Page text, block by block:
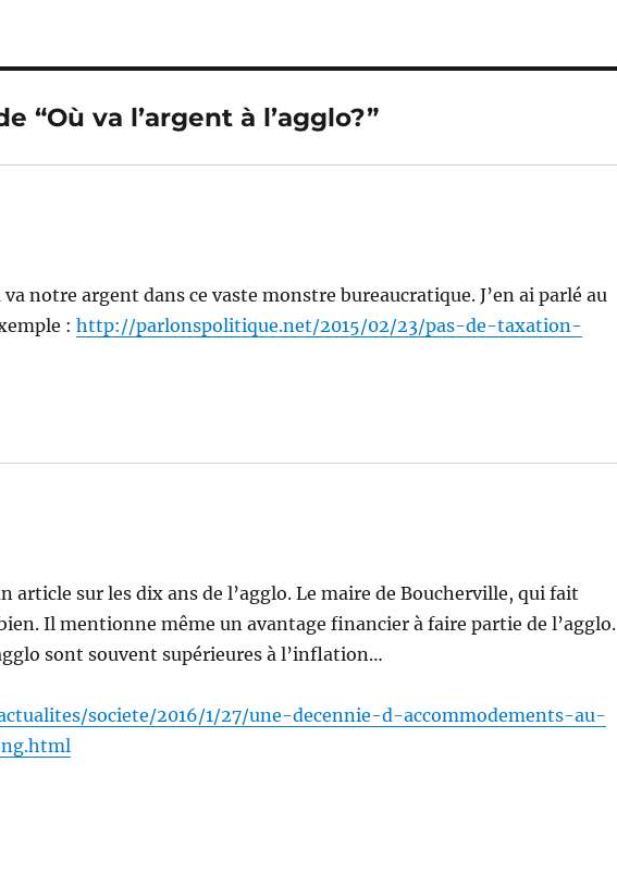
“Où va l’argent à l’agglo?”
notre argent dans ce vaste monstre bureaucratique. J’en ai parlé au
:http://parlonspolitique.net/2015/02/23/pas-de-taxation-
article sur les dix ans de l’agglo. Le maire de Boucherville, qui fait
Il mentionne même un avantage financier à faire partie de l’agglo.
sont souvent supérieures à l’inflation…
societe/2016/1/27/une-decennie-d-accommodements-au-